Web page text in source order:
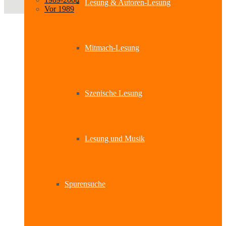
Lesung & Autoren-Lesung
Mitmach-Lesung
Szenische Lesung
Lesung und Musik
Spurensuche
Vor 1989